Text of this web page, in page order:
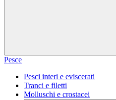
Pesce
Pesci interi e eviscerati
Tranci e filetti
Molluschi e crostacei